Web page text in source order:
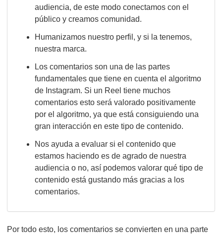
audiencia, de este modo conectamos con el
público y creamos comunidad.
Humanizamos nuestro perfil, y si la tenemos,
nuestra marca.
Los comentarios son una de las partes
fundamentales que tiene en cuenta el algoritmo
de Instagram. Si un Reel tiene muchos
comentarios esto será valorado positivamente
por el algoritmo, ya que está consiguiendo una
gran interacción en este tipo de contenido.
Nos ayuda a evaluar si el contenido que
estamos haciendo es de agrado de nuestra
audiencia o no, así podemos valorar qué tipo de
contenido está gustando más gracias a los
comentarios.
Por todo esto, los comentarios se convierten en una parte